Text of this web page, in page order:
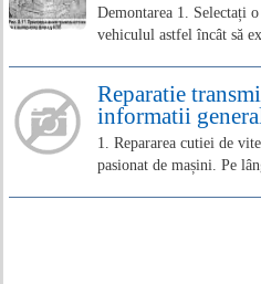
Demontarea 1. Selectați
vehiculul astfel încât să
Reparatie
informatii
1. Repararea cutiei de
pasionat de mașini. Pe